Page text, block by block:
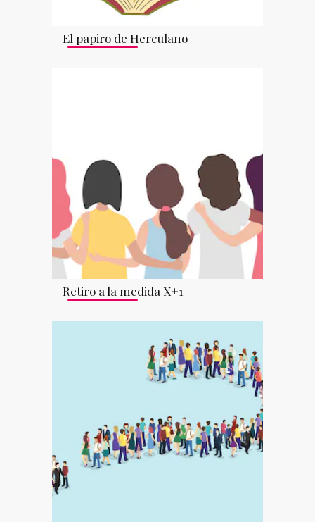
El papiro de Herculano
Retiro a la medida X+1